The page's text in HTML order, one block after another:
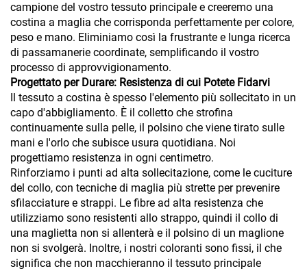
campione del vostro tessuto principale e creeremo una
costina a maglia che corrisponda perfettamente per colore,
peso e mano. Eliminiamo così la frustrante e lunga ricerca
di passamanerie coordinate, semplificando il vostro
processo di approvvigionamento.
Progettato per Durare: Resistenza di cui Potete Fidarvi
Il tessuto a costina è spesso l'elemento più sollecitato in un
capo d'abbigliamento. È il colletto che strofina
continuamente sulla pelle, il polsino che viene tirato sulle
mani e l'orlo che subisce usura quotidiana. Noi
progettiamo resistenza in ogni centimetro.
Rinforziamo i punti ad alta sollecitazione, come le cuciture
del collo, con tecniche di maglia più strette per prevenire
sfilacciature e strappi. Le fibre ad alta resistenza che
utilizziamo sono resistenti allo strappo, quindi il collo di
una maglietta non si allenterà e il polsino di un maglione
non si svolgerà. Inoltre, i nostri coloranti sono fissi, il che
significa che non macchieranno il tessuto principale